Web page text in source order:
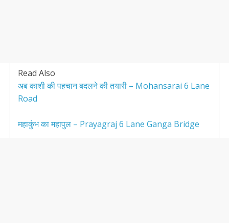
Read Also
अब काशी की पहचान बदलने की तयारी – Mohansarai 6 Lane
Road
महाकुंभ का महापुल – Prayagraj 6 Lane Ganga Bridge